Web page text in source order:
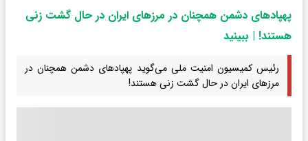
پهپادهای دشمن همچنان در مرزهای ایران در حال گشت زنی
هستند! | ببینید
رئیس کمیسیون امنیت ملی می‌گوید پهپادهای دشمن همچنان در
مرزهای ایران در حال گشت زنی هستند!